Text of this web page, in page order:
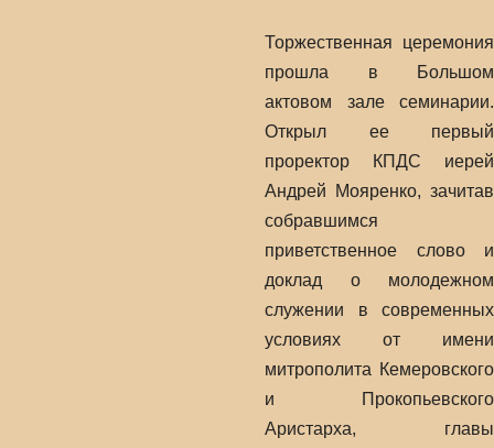
Торжественная церемония
прошла в Большом
актовом зале семинарии.
Открыл ее первый
проректор КПДС иерей
Андрей Мояренко, зачитав
собравшимся
приветственное слово и
доклад о молодежном
служении в современных
условиях от имени
митрополита Кемеровского
и Прокопьевского
Аристарха, главы